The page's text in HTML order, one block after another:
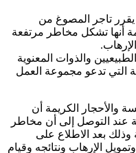
يقرر تاجر المصوغ من
أنها تشكل مخاطر مرتفعة
والذوات المعنوية
التي تدعو مجموعة العمل
والأحجار الكريمة أن
عند التوصل إلى أن مخاطر
بعد الاطلاع على
الإرهاب ونتائجه وقيام